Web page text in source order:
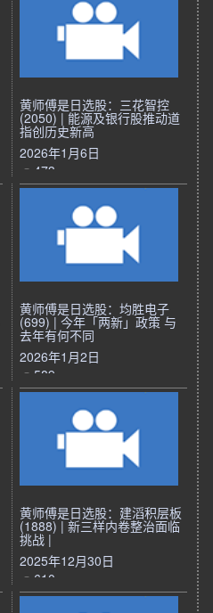
黄师傅是日选股：三花智控
(2050) | 能源及银行股推动道
指创历史新高
2026年1月6日
473
黄师傅是日选股：均胜电子
(699) | 今年「两新」政策 与
去年有何不同
2026年1月2日
589
黄师傅是日选股：建滔积层板
(1888) | 新三样内卷整治面临
挑战 |
2025年12月30日
610